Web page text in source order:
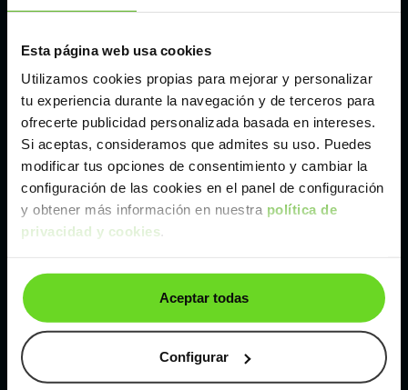
Esta página web usa cookies
Utilizamos cookies propias para mejorar y personalizar
tu experiencia durante la navegación y de terceros para
ofrecerte publicidad personalizada basada en intereses.
Si aceptas, consideramos que admites su uso. Puedes
modificar tus opciones de consentimiento y cambiar la
configuración de las cookies en el panel de configuración
y obtener más información en nuestra política de
privacidad y cookies.
Aceptar todas
Configurar
Madrid
Málaga
Valencia
Zaragoza
Ver Kia Sportage de segunda mano y ocasión
Kia Sportage de segunda mano y ocasión
Coches de segunda mano y ocasión por
localización